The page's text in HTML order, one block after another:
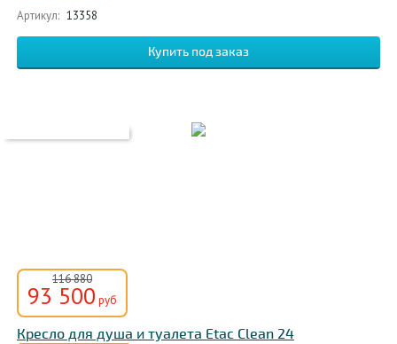
Артикул: 13358
116 880
93 500 руб
Кресло для душа и туалета Etac Clean 24